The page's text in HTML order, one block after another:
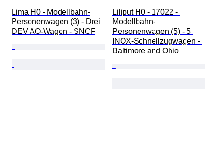
Lima H0 - Modellbahn-
Personenwagen (3) - Drei
DEV AO-Wagen - SNCF
Liliput H0 - 17022 -
Modellbahn-
Personenwagen (5) - 5
INOX-Schnellzugwagen -
Baltimore and Ohio